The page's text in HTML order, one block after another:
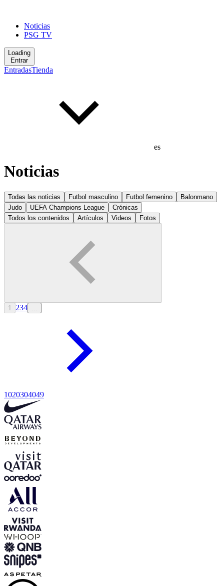
Noticias
PSG TV
Loading
Entrar
EntradasTienda
es
Noticias
Todas las noticias Futbol masculino Futbol femenino
Balonmano
Judo
UEFA Champions League
Crónicas
Todos los contenidos
Artículos Videos Fotos
1 234
1020304049